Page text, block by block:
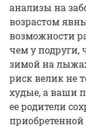
анализы на
возрастом
возможности
чем у подруги,
зимой на
риск велик не
худые, а ваши
ее родители
приобретенной